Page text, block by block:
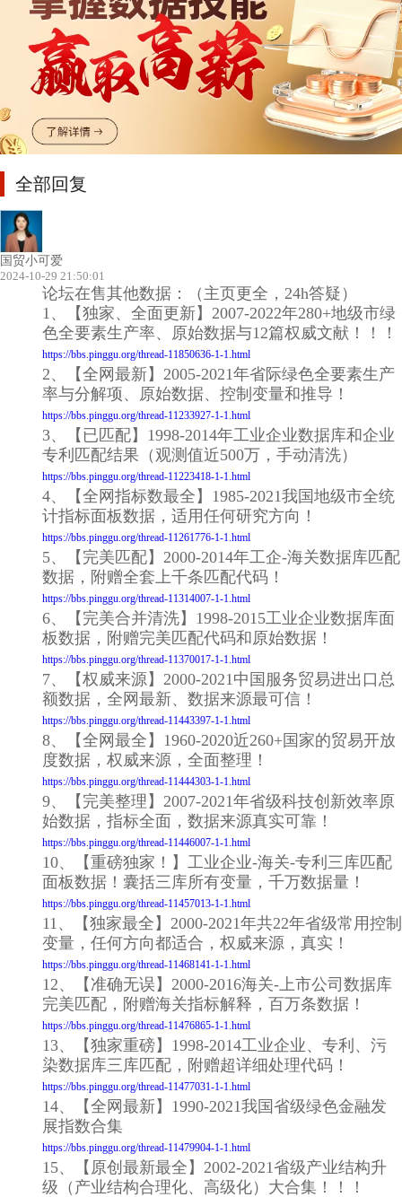
全部回复
国贸小可爱
2024-10-29 21:50:01
论坛在售其他数据：（主页更全，24h答疑）
1、【独家、全面更新】2007-2022年280+地级市绿
色全要素生产率、原始数据与12篇权威文献！！！
https://bbs.pinggu.org/thread-11850636-1-1.html
2、【全网最新】2005-2021年省际绿色全要素生产
率与分解项、原始数据、控制变量和推导！
https://bbs.pinggu.org/thread-11233927-1-1.html
3、【已匹配】1998-2014年工业企业数据库和企业
专利匹配结果（观测值近500万，手动清洗）
https://bbs.pinggu.org/thread-11223418-1-1.html
4、【全网指标数最全】1985-2021我国地级市全统
计指标面板数据，适用任何研究方向！
https://bbs.pinggu.org/thread-11261776-1-1.html
5、【完美匹配】2000-2014年工企-海关数据库匹配
数据，附赠全套上千条匹配代码！
https://bbs.pinggu.org/thread-11314007-1-1.html
6、【完美合并清洗】1998-2015工业企业数据库面
板数据，附赠完美匹配代码和原始数据！
https://bbs.pinggu.org/thread-11370017-1-1.html
7、【权威来源】2000-2021中国服务贸易进出口总
额数据，全网最新、数据来源最可信！
https://bbs.pinggu.org/thread-11443397-1-1.html
8、【全网最全】1960-2020近260+国家的贸易开放
度数据，权威来源，全面整理！
https://bbs.pinggu.org/thread-11444303-1-1.html
9、【完美整理】2007-2021年省级科技创新效率原
始数据，指标全面，数据来源真实可靠！
https://bbs.pinggu.org/thread-11446007-1-1.html
10、【重磅独家！】工业企业-海关-专利三库匹配
面板数据！囊括三库所有变量，千万数据量！
https://bbs.pinggu.org/thread-11457013-1-1.html
11、【独家最全】2000-2021年共22年省级常用控制
变量，任何方向都适合，权威来源，真实！
https://bbs.pinggu.org/thread-11468141-1-1.html
12、【准确无误】2000-2016海关-上市公司数据库
完美匹配，附赠海关指标解释，百万条数据！
https://bbs.pinggu.org/thread-11476865-1-1.html
13、【独家重磅】1998-2014工业企业、专利、污
染数据库三库匹配，附赠超详细处理代码！
https://bbs.pinggu.org/thread-11477031-1-1.html
14、【全网最新】1990-2021我国省级绿色金融发
展指数合集
https://bbs.pinggu.org/thread-11479904-1-1.html
15、【原创最新最全】2002-2021省级产业结构升
级（产业结构合理化、高级化）大合集！！！